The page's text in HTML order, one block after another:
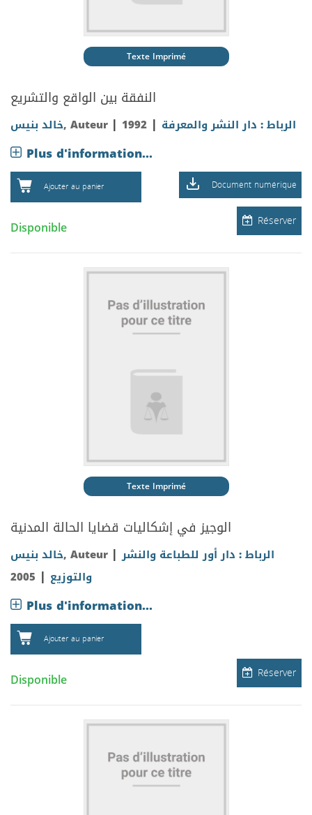
Texte Imprimé
النفقة بين الواقع والتشريع
خالد بنيس, Auteur | الرباط : دار النشر والمعرفة |
1992
Plus d'information...
Ajouter au panier Document numérique
Réserver
Disponible
Texte Imprimé
الوجيز في إشكاليات قضايا الحالة المدنية
خالد بنيس, Auteur |الرباط : دار أور للطباعة والنشر
والتوزيع |
2005
Plus d'information...
Ajouter au panier
Réserver
Disponible